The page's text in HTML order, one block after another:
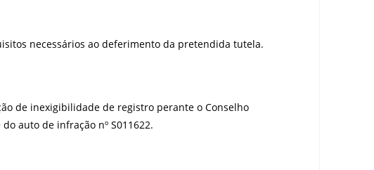
necessários ao deferimento da pretendida tutela.
de inexigibilidade de registro perante o Conselho
auto de infração nº S011622.